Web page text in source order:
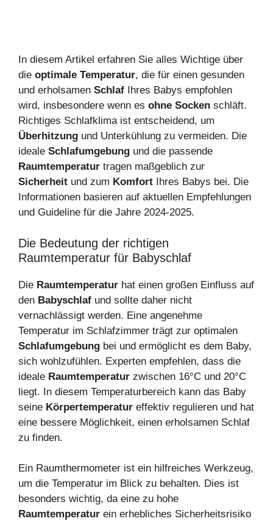
In diesem Artikel erfahren Sie alles Wichtige über
die optimale Temperatur, die für einen gesunden
und erholsamen Schlaf Ihres Babys empfohlen
wird, insbesondere wenn es ohne Socken schläft.
Richtiges Schlafklima ist entscheidend, um
Überhitzung und Unterkühlung zu vermeiden. Die
ideale Schlafumgebung und die passende
Raumtemperatur tragen maßgeblich zur
Sicherheit und zum Komfort Ihres Babys bei. Die
Informationen basieren auf aktuellen Empfehlungen
und Guideline für die Jahre 2024-2025.
Die Bedeutung der richtigen
Raumtemperatur für Babyschlaf
Die Raumtemperatur hat einen großen Einfluss auf
den Babyschlaf und sollte daher nicht
vernachlässigt werden. Eine angenehme
Temperatur im Schlafzimmer trägt zur optimalen
Schlafumgebung bei und ermöglicht es dem Baby,
sich wohlzufühlen. Experten empfehlen, dass die
ideale Raumtemperatur zwischen 16°C und 20°C
liegt. In diesem Temperaturbereich kann das Baby
seine Körpertemperatur effektiv regulieren und hat
eine bessere Möglichkeit, einen erholsamen Schlaf
zu finden.
Ein Raumthermometer ist ein hilfreiches Werkzeug,
um die Temperatur im Blick zu behalten. Dies ist
besonders wichtig, da eine zu hohe
Raumtemperatur ein erhebliches Sicherheitsrisiko